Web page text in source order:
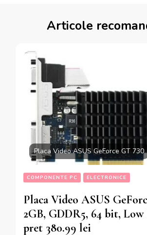
Articole
Placa Video ASUS GeForce GT 730
COMPONENTE PC ELECTRONICE
Placa Video ASUS
2GB, GDDR5, 64 bit,
pret 380.99 lei